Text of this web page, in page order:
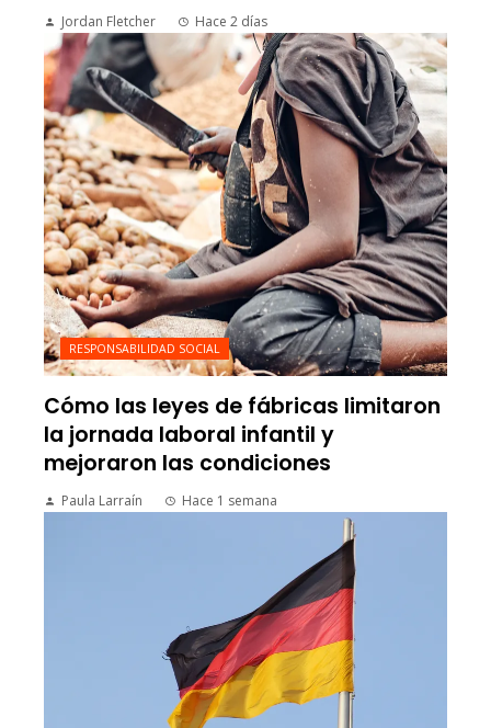
Jordan Fletcher Hace 2 días
RESPONSABILIDAD SOCIAL
Cómo las leyes de fábricas limitaron
la jornada laboral infantil y
mejoraron las condiciones
Paula Larraín Hace 1 semana